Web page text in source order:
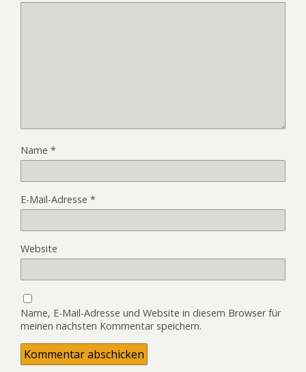
Name *
E-Mail-Adresse *
Website
Name, E-Mail-Adresse und Website in diesem Browser für
meinen nächsten Kommentar speichern.